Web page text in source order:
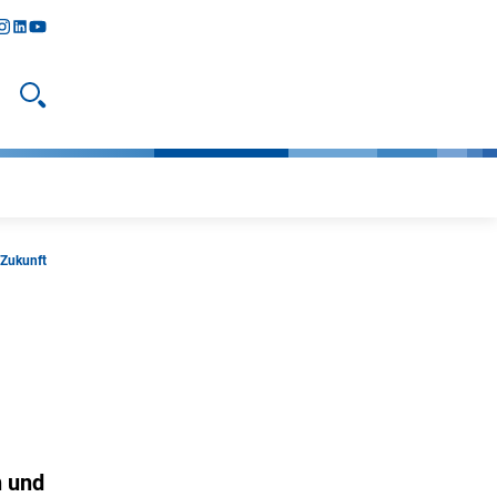
linkedIn
youtube
Suche öffnen
und